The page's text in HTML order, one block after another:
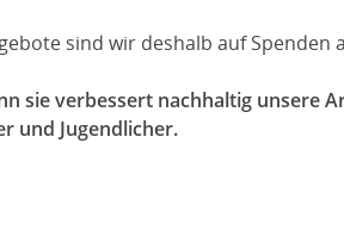
sind wir deshalb auf Spenden
sie verbessert nachhaltig unsere
und Jugendlicher.